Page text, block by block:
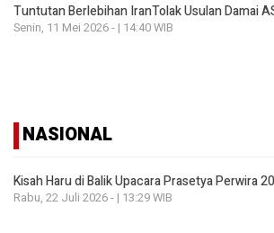
Tuntutan Berlebihan IranTolak Usulan Damai
Senin, 11 Mei 2026 - | 14:40 WIB
NASIONAL
Kisah Haru di Balik Upacara Prasetya Perwira
Rabu, 22 Juli 2026 - | 13:29 WIB